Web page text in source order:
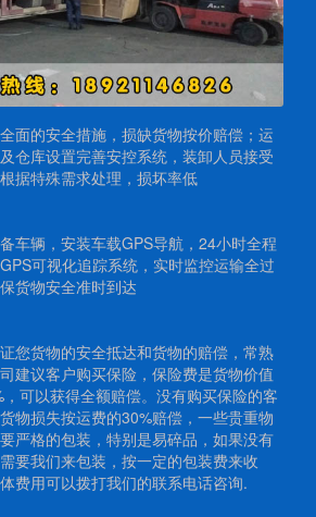
面的安全措施，损缺货物按价赔偿；运
仓库设置完善安控系统，装卸人员接受
据特殊需求处理，损坏率低
车辆，安装车载GPS导航，24小时全程
可视化追踪系统，实时监控运输全过
货物安全准时到达
您货物的安全抵达和货物的赔偿，常熟
建议客户购买保险，保险费是货物价值
，可以获得全额赔偿。没有购买保险的客
物损失按运费的30%赔偿，一些贵重物
严格的包装，特别是易碎品，如果没有
要我们来包装，按一定的包装费来收
费用可以拨打我们的联系电话咨询.